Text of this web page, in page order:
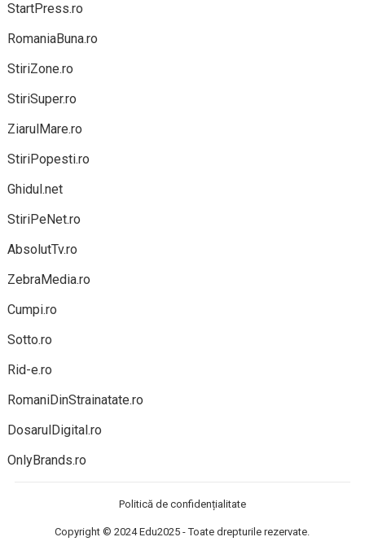
StartPress.ro
RomaniaBuna.ro
StiriZone.ro
StiriSuper.ro
ZiarulMare.ro
StiriPopesti.ro
Ghidul.net
StiriPeNet.ro
AbsolutTv.ro
ZebraMedia.ro
Cumpi.ro
Sotto.ro
Rid-e.ro
RomaniDinStrainatate.ro
DosarulDigital.ro
OnlyBrands.ro
Politică de confidențialitate
Copyright © 2024Edu2025 - Toate drepturile rezervate.